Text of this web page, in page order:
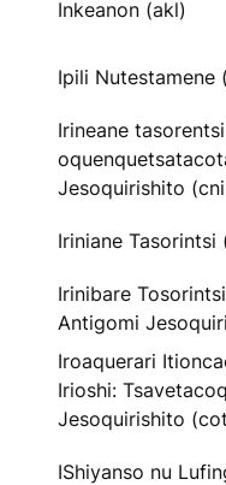
Inkeanon (akl)
Ipili Nutestamene
Irineane tasorentsi
Jesoquirishito
Iriniane Tasorintsi
Irinibare
Antigomi
Iroaquerari
Irioshi:
Jesoquirishito
IShiyanso nu